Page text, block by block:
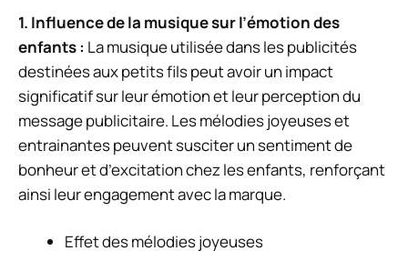
1. Influence de la musique sur l’émotion des
enfants : La musique utilisée dans les publicités
destinées aux petits fils peut avoir un impact
significatif sur leur émotion et leur perception du
message publicitaire. Les mélodies joyeuses et
entrainantes peuvent susciter un sentiment de
bonheur et d’excitation chez les enfants, renforçant
ainsi leur engagement avec la marque.
Effet des mélodies joyeuses